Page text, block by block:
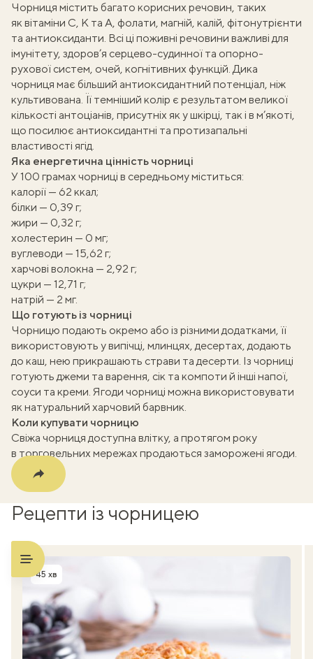
Чорниця містить багато корисних речовин, таких
як вітаміни С, К та А, фолати, магній, калій, фітонутрієнти
та антиоксиданти. Всі ці поживні речовини важливі для
імунітету, здоров’я серцево-судинної та опорно-
рухової систем, очей, когнітивних функцій. Дика
чорниця має більший антиоксидантний потенціал, ніж
культивована. Її темніший колір є результатом великої
кількості антоціанів, присутніх як у шкірці, так і в м’якоті,
що посилює антиоксидантні та протизапальні
властивості ягід.
Яка енергетична цінність чорниці
У 100 грамах чорниці в середньому міститься:
калорії — 62 ккал;
білки — 0,39 г;
жири — 0,32 г;
холестерин — 0 мг;
вуглеводи — 15,62 г;
харчові волокна — 2,92 г;
цукри — 12,71 г;
натрій — 2 мг.
Що готують із чорниці
Чорницю подають окремо або із різними додатками, її
використовують у випічці, млинцях, десертах, додають
до каш, нею прикрашають страви та десерти. Із чорниці
готують джеми та варення, сік та компоти й інші напої,
соуси та креми. Ягоди чорниці можна використовувати
як натуральний харчовий барвник.
Коли купувати чорницю
Свіжа чорниця доступна влітку, а протягом року
в торговельних мережах продаються заморожені ягоди.
Рецепти із чорницею
Час приготування
45 хв